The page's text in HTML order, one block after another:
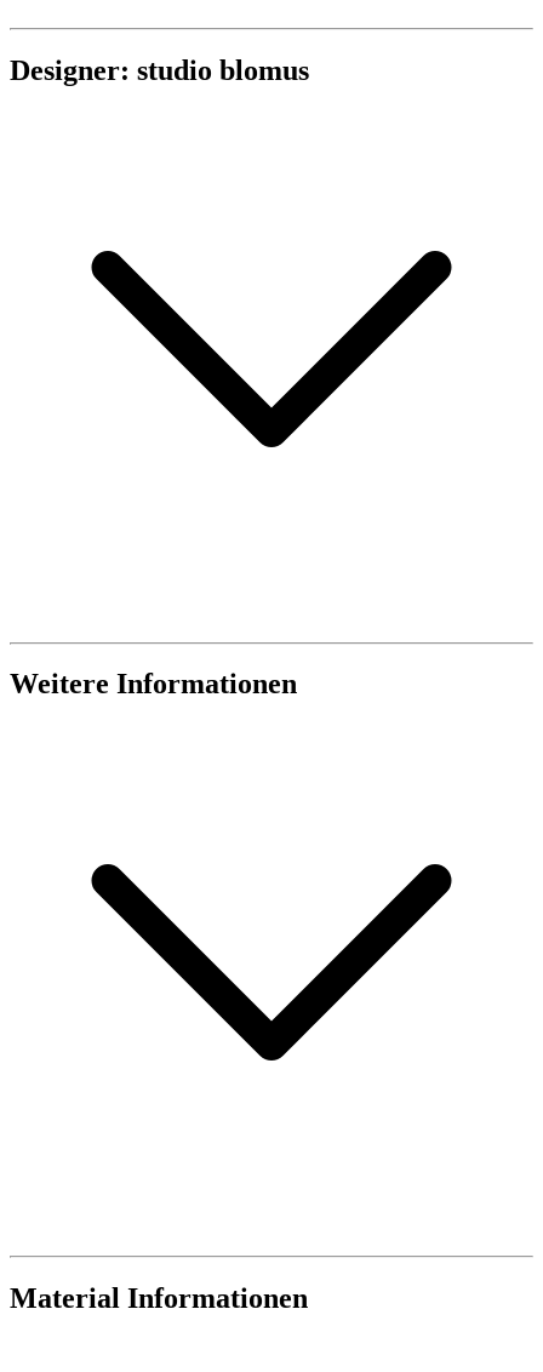
Designer: studio blomus
Weitere Informationen
Material Informationen